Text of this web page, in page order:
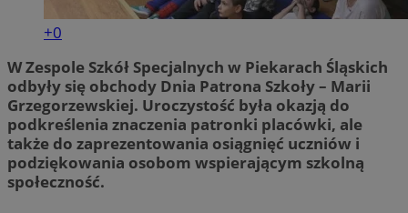
+0
W Zespole Szkół Specjalnych w Piekarach Śląskich
odbyły się obchody Dnia Patrona Szkoły – Marii
Grzegorzewskiej. Uroczystość była okazją do
podkreślenia znaczenia patronki placówki, ale
także do zaprezentowania osiągnięć uczniów i
podziękowania osobom wspierającym szkolną
społeczność.